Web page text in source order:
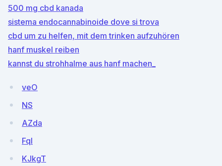
500 mg cbd kanada
sistema endocannabinoide dove si trova
cbd um zu helfen, mit dem trinken aufzuhören
hanf muskel reiben
kannst du strohhalme aus hanf machen_
veO
NS
AZda
FqI
KJkgT